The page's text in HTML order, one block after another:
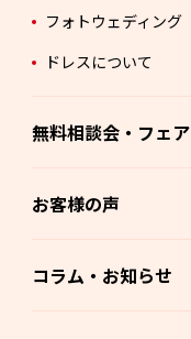
フォトウェディング
ドレスについて
無料相談会・フェア
お客様の声
コラム・お知らせ